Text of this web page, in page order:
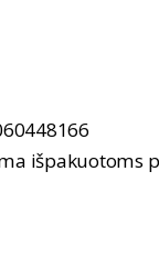
išpakuotoms